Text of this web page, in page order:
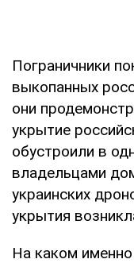
Пограничники
выкопанных
они
укрытие
обустроили в
владельцами
украинских
укрытия
На каком